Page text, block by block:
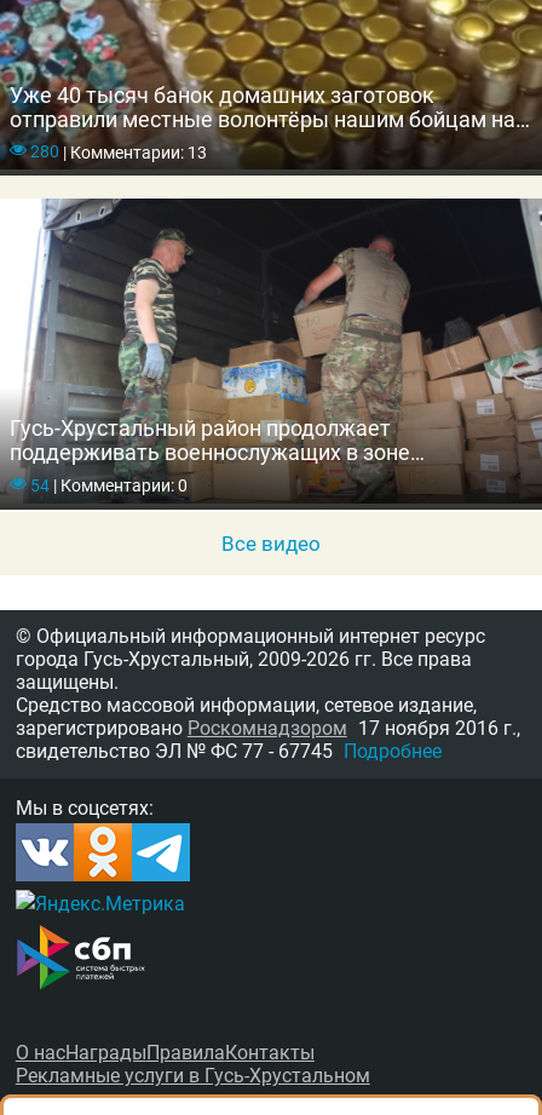
Уже 40 тысяч банок домашних заготовок
отправили местные волонтёры нашим бойцам на
СВО.
280 |Комментарии: 13
Гусь-Хрустальный район продолжает
поддерживать военнослужащих в зоне
специальной военной операции
54 |Комментарии: 0
Все видео
© Официальный информационный интернет ресурс
города Гусь-Хрустальный, 2009-2026 гг. Все права
защищены.
Средство массовой информации, сетевое издание,
зарегистрировано Роскомнадзором 17 ноября 2016 г.,
свидетельство ЭЛ № ФС 77 - 67745 Подробнее
Мы в соцсетях:
О насНаградыПравилаКонтакты
Рекламные услуги в Гусь-Хрустальном